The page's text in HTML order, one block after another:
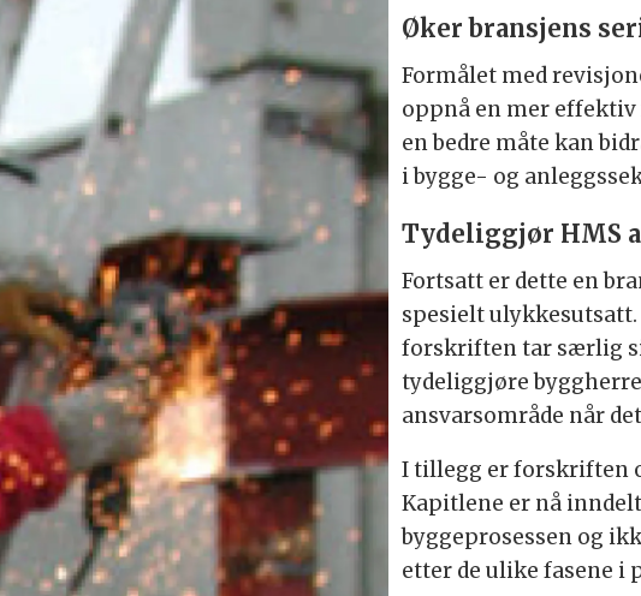
Øker bransjens
Formålet med
oppnå en mer
en bedre måte kan
i bygge- og
Tydeliggjør HMS
Fortsatt er dette en
spesielt
forskriften tar særlig
tydeliggjøre
ansvarsområde når
I tillegg er forskriften
Kapitlene er nå
byggeprosessen og
etter de ulike fasene i